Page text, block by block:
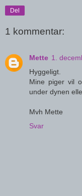
Del
1 kommentar:
Mette 1.
Hyggeligt.
Mine piger vil
under dynen
Mvh Mette
Svar